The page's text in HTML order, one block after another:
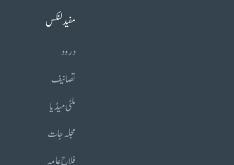
مفید لنکس
درود
تصانیف
ملٹی میڈیا
مجلہ جات
فلاح عامہ